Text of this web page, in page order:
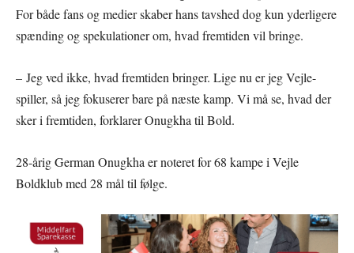
For både fans og medier skaber hans tavshed dog kun yderligere
spænding og spekulationer om, hvad fremtiden vil bringe.
– Jeg ved ikke, hvad fremtiden bringer. Lige nu er jeg Vejle-
spiller, så jeg fokuserer bare på næste kamp. Vi må se, hvad der
sker i fremtiden, forklarer Onugkha til Bold.
28-årig German Onugkha er noteret for 68 kampe i Vejle
Boldklub med 28 mål til følge.